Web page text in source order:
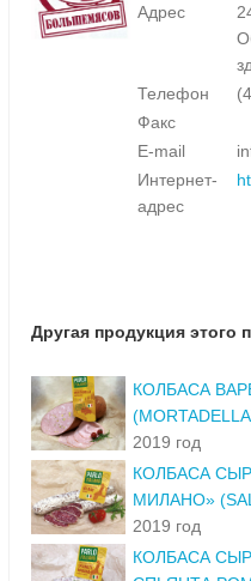
Адрес
Телефон
Факс
E-mail
Интернет-
адрес
Другая продукция этого
КОЛБАСА
2019 год
КОЛБАСА
МИЛАНО»
2019 год
КОЛБАСА